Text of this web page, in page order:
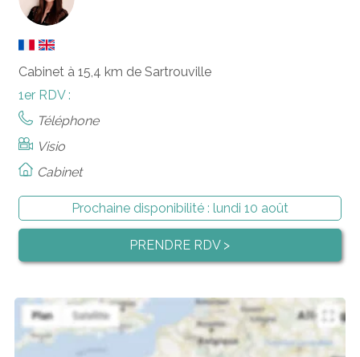
Cabinet à 15,4 km de Sartrouville
1er RDV :
Téléphone
Visio
Cabinet
Prochaine disponibilité : lundi 10 août
PRENDRE RDV >